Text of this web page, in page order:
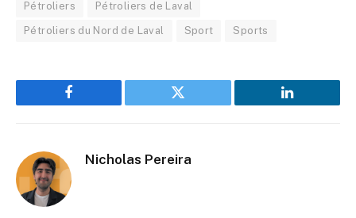
Pétroliers Pétroliers de Laval
Pétroliers du Nord de Laval Sport Sports
Facebook Twitter LinkedIn
Nicholas Pereira